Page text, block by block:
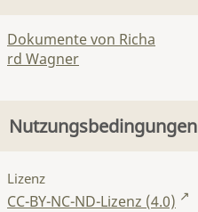
Dokumente von Richa
rd Wagner
Nutzungsbedingungen
Lizenz
CC-BY-NC-ND-Lizenz (4.0)